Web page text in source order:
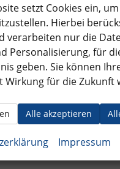
über den
Information zur
Kundenbewertungen finden
setzt Cookies ein,
Hierbei
verarbeiten nur die
Personalisierung, für
geben. Sie können
Wirkung für die Zukunft
Alle akzeptieren
Impressum